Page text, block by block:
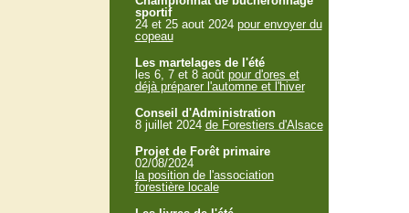
sportif
24 et 25 aout 2024 pour envoyer du
copeau
Les martelages de l'été
les 6, 7 et 8 août pour d'ores et
déjà préparer l'automne et l'hiver
Conseil d'Administration
8 juillet 2024 de Forestiers d'Alsace
Projet de Forêt primaire
02/08/2024
la position de l'association
forestière locale